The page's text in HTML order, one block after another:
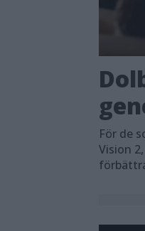
För de
Vision